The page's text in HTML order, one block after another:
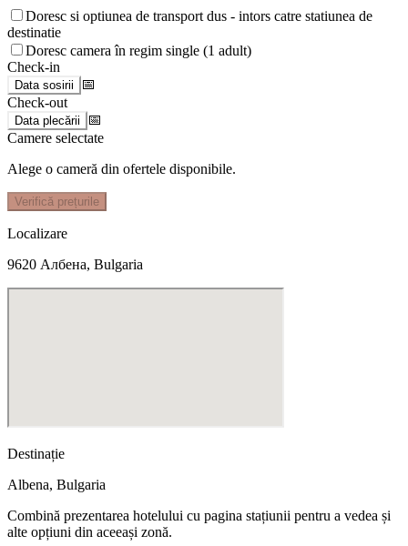
Doresc si optiunea de transport dus - intors catre statiunea de
destinatie
Doresc camera în regim single (1 adult)
Check-in
Data sosirii
📅
Check-out
Data plecării
📅
Camere selectate
Alege o cameră din ofertele disponibile.
Verifică prețurile
Localizare
9620 Албена, Bulgaria
Destinație
Albena, Bulgaria
Combină prezentarea hotelului cu pagina stațiunii pentru a vedea și
alte opțiuni din aceeași zonă.